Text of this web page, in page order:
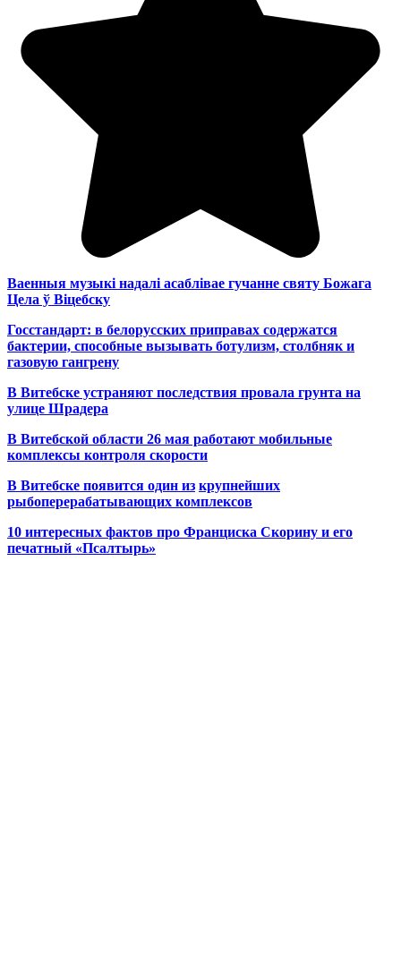
Ваенныя музыкі надалі асаблівае гучанне святу Божага
Цела ў Віцебску
Госстандарт: в белорусских приправах содержатся
бактерии, способные вызывать ботулизм, столбняк и
газовую гангрену
В Витебске устраняют последствия провала грунта на
улице Шрадера
В Витебской области 26 мая работают мобильные
комплексы контроля скорости
В Витебске появится один из крупнейших
рыбоперерабатывающих комплексов
10 интересных фактов про Франциска Скорину и его
печатный «Псалтырь»